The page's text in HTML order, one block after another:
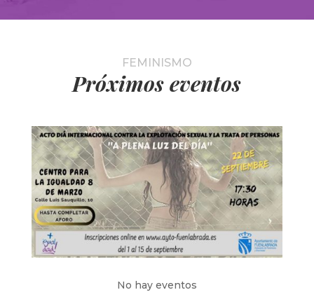
FEMINISMO
Próximos eventos
No hay eventos